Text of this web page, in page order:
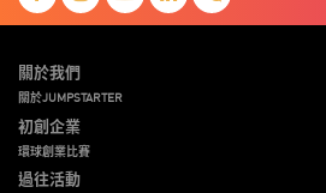
關於我們
關於JUMPSTARTER
初創企業
環球創業比賽
過往活動